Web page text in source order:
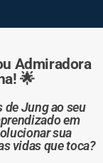
Admiradora
🌟
de Jung ao seu
em
sua
vidas que toca?